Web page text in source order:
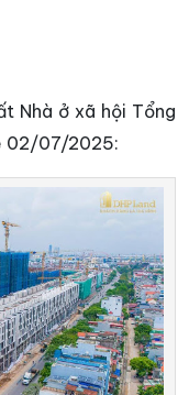
Nhà ở xã hội Tổng
02/07/2025: